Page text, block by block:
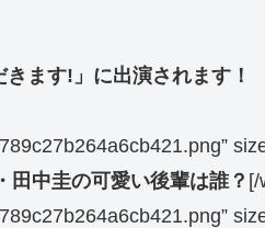
ます!」に出演されます！
・田中圭の可愛い後輩は誰？ [/